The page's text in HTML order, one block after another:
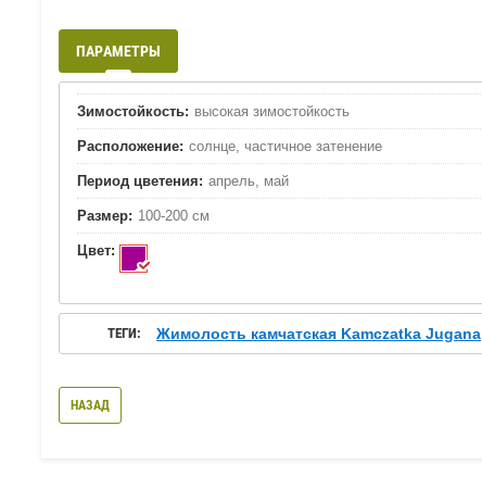
ПАРАМЕТРЫ
Зимостойкость: высокая зимостойкость
Расположение: солнце, частичное затенение
Период цветения: апрель, май
Размер: 100-200 см
Цвет:
ТЕГИ: Жимолость камчатская Kamczatka Jugana
НАЗАД